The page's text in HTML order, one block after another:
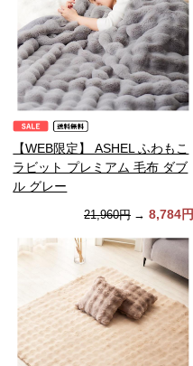
【WEB限定】 ASHEL ふわもこ
ラビット プレミアム 毛布 ダブ
ル グレー
21,960円 → 8,784円